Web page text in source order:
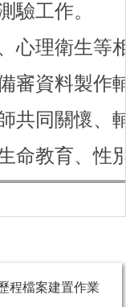
驗工作。
心理衛生等
審資料製作
共同關懷、
命教育、性
程檔案建置作業